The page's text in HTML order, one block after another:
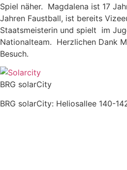
Spiel näher. Magdalena ist 17
Jahren Faustball, ist bereits
Staatsmeisterin und spielt im
Nationalteam. Herzlichen Dank
Besuch.
BRG solarCity
BRG solarCity: Heliosallee 140-